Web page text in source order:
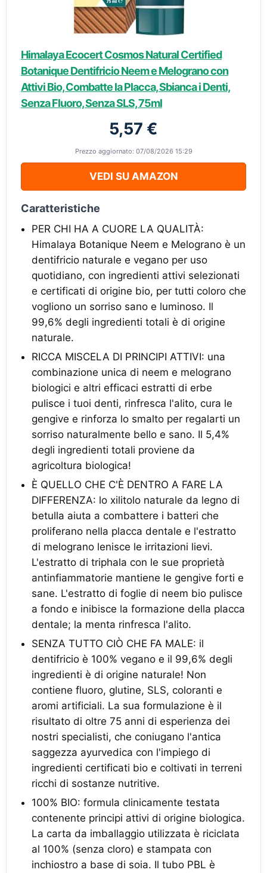
Himalaya Ecocert Cosmos Natural Certified
Botanique Dentifricio Neem e Melograno con
Attivi Bio, Combatte la Placca, Sbianca i Denti,
Senza Fluoro, Senza SLS, 75ml
5,57 €
Prezzo aggiornato: 07/08/2026 15:29
VEDI SU AMAZON
Caratteristiche
PER CHI HA A CUORE LA QUALITÀ:
Himalaya Botanique Neem e Melograno è un
dentifricio naturale e vegano per uso
quotidiano, con ingredienti attivi selezionati
e certificati di origine bio, per tutti coloro che
vogliono un sorriso sano e luminoso. Il
99,6% degli ingredienti totali è di origine
naturale.
RICCA MISCELA DI PRINCIPI ATTIVI: una
combinazione unica di neem e melograno
biologici e altri efficaci estratti di erbe
pulisce i tuoi denti, rinfresca l'alito, cura le
gengive e rinforza lo smalto per regalarti un
sorriso naturalmente bello e sano. Il 5,4%
degli ingredienti totali proviene da
agricoltura biologica!
È QUELLO CHE C'È DENTRO A FARE LA
DIFFERENZA: lo xilitolo naturale da legno di
betulla aiuta a combattere i batteri che
proliferano nella placca dentale e l'estratto
di melograno lenisce le irritazioni lievi.
L'estratto di triphala con le sue proprietà
antinfiammatorie mantiene le gengive forti e
sane. L'estratto di foglie di neem bio pulisce
a fondo e inibisce la formazione della placca
dentale; la menta rinfresca l'alito.
SENZA TUTTO CIÒ CHE FA MALE: il
dentifricio è 100% vegano e il 99,6% degli
ingredienti è di origine naturale! Non
contiene fluoro, glutine, SLS, coloranti e
aromi artificiali. La sua formulazione è il
risultato di oltre 75 anni di esperienza dei
nostri specialisti, che coniugano l'antica
saggezza ayurvedica con l'impiego di
ingredienti certificati bio e coltivati in terreni
ricchi di sostanze nutritive.
100% BIO: formula clinicamente testata
contenente principi attivi di origine biologica.
La carta da imballaggio utilizzata è riciclata
al 100% (senza cloro) e stampata con
inchiostro a base di soia. Il tubo PBL è